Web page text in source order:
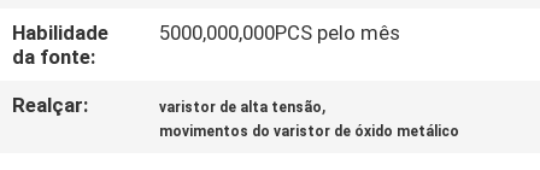
CONTACTE-
NOS
Habilidade
da fonte:
5000,000,000PCS pelo mês
Realçar: varistor de alta tensão,
movimentos do varistor de óxido metálico